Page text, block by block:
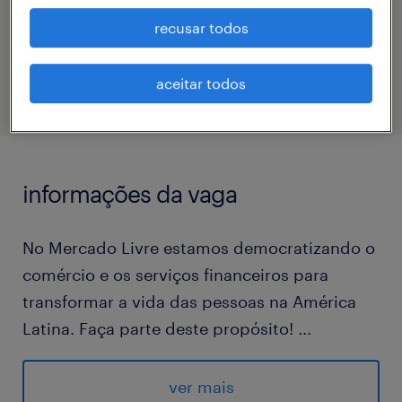
eTalent_JP-183207
informações da vaga
No Mercado Livre estamos democratizando o
comércio e os serviços financeiros para
transformar a vida das pessoas na América
Latina. Faça parte deste propósito! ...
No Mercado Envios administramos o estoque
de nossos vendedores e entregamos os
ver mais
recusar todos
aceitar todos